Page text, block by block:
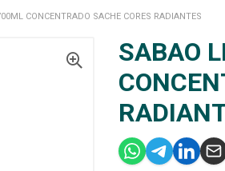
CONCENTRADO SACHE CORES RADIANTES
SABAO